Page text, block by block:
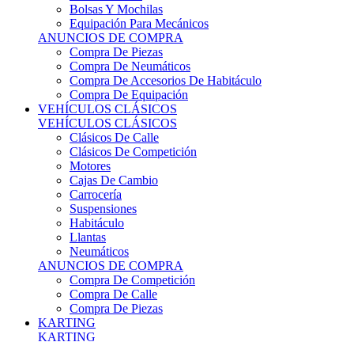
Bolsas Y Mochilas
Equipación Para Mecánicos
ANUNCIOS DE COMPRA
Compra De Piezas
Compra De Neumáticos
Compra De Accesorios De Habitáculo
Compra De Equipación
VEHÍCULOS CLÁSICOS
VEHÍCULOS CLÁSICOS
Clásicos De Calle
Clásicos De Competición
Motores
Cajas De Cambio
Carrocería
Suspensiones
Habitáculo
Llantas
Neumáticos
ANUNCIOS DE COMPRA
Compra De Competición
Compra De Calle
Compra De Piezas
KARTING
KARTING